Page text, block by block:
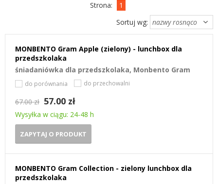
Strona:
1
Sortuj wg:
MONBENTO Gram Apple (zielony) - lunchbox dla
przedszkolaka
śniadaniówka dla przedszkolaka, Monbento Gram
do porównania do przechowalni
67.00 zł 57.00 zł
Wysyłka w ciągu: 24-48 h
ZAPYTAJ O PRODUKT
MONBENTO Gram Collection - zielony lunchbox dla
przedszkolaka